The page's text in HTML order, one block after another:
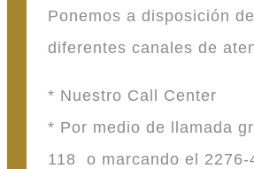
Ponemos a disposición
diferentes canales de
* Nuestro Call Center
* Por medio de llamada
118 o marcando el 2276-